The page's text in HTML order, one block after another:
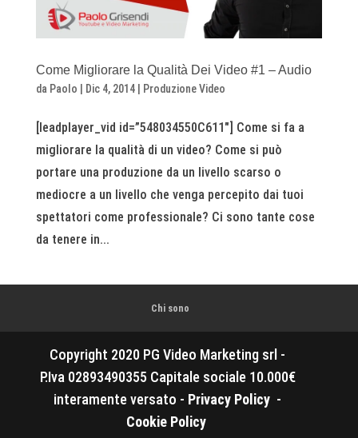
Come Migliorare la Qualità Dei Video #1 – Audio
da Paolo | Dic 4, 2014| Produzione Video
[leadplayer_vid id=”548034550C611″] Come si fa a
migliorare la qualità di un video? Come si può
portare una produzione da un livello scarso o
mediocre a un livello che venga percepito dai tuoi
spettatori come professionale? Ci sono tante cose
da tenere in...
Chi sono
Copyright 2020 PG Video Marketing srl -
P.Iva 02893490355 Capitale sociale 10.000€
interamente versato - Privacy Policy -
Cookie Policy